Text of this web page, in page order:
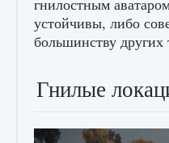
FC 25
гнилостным
устойчивы, либо
большинству других
Гнилые